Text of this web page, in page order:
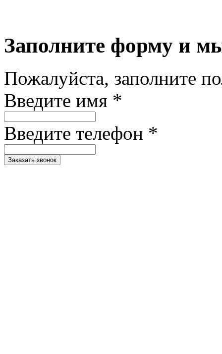
Заполните форму и
Пожалуйста, заполните
Введите имя *
Введите телефон *